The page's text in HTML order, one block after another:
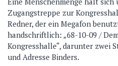
Zugangstreppe zur
Redner, der ein Megafon
handschriftlich: „68-10-09 /
Kongresshalle“, darunter zwei
und Adresse Binders.